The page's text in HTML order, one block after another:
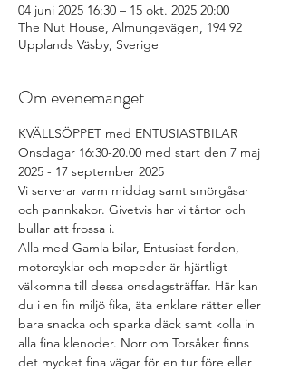
04 juni 2025 16:30 – 15 okt. 2025 20:00
The Nut House, Almungevägen, 194 92
Upplands Väsby, Sverige
Om evenemanget
KVÄLLSÖPPET med ENTUSIASTBILAR
Onsdagar 16:30-20.00 med start den 7 maj
2025 - 17 september 2025
Vi serverar varm middag samt smörgåsar
och pannkakor. Givetvis har vi tårtor och
bullar att frossa i.
Alla med Gamla bilar, Entusiast fordon,
motorcyklar och mopeder är hjärtligt
välkomna till dessa onsdagsträffar. Här kan
du i en fin miljö fika, äta enklare rätter eller
bara snacka och sparka däck samt kolla in
alla fina klenoder. Norr om Torsåker finns
det mycket fina vägar för en tur före eller